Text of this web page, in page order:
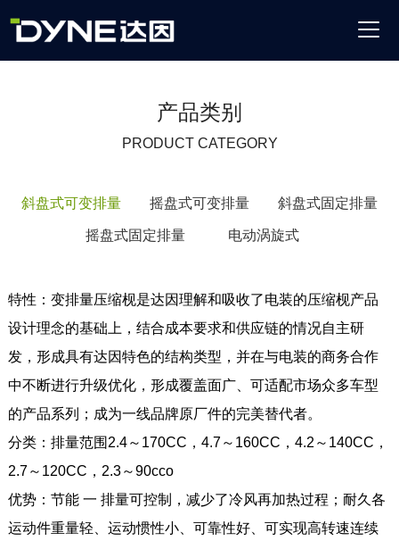
产品类别
PRODUCT CATEGORY
斜盘式可变排量 摇盘式可变排量 斜盘式固定排量
摇盘式固定排量 电动涡旋式
特性： 变排量压缩枧是达因理解和吸收了电装的压缩枧产品
设计理念的基础上，结合成本要求和供应链的情况自主研
发，形成具有达因特色的结构类型，并在与电装的商务合作
中不断进行升级优化，形成覆盖面广、可适配市场众多车型
的产品系列； 成为一线品牌原厂件的完美替代者。
分类： 排量范围2.4～170CC，4.7～160CC，4.2～140CC，
2.7～120CC，2.3～90cco
优势： 节能 一 排量可控制，减少了冷风再加热过程；耐久各
运动件重量轻、运动惯性小、 可靠性好、可实现高转速连续